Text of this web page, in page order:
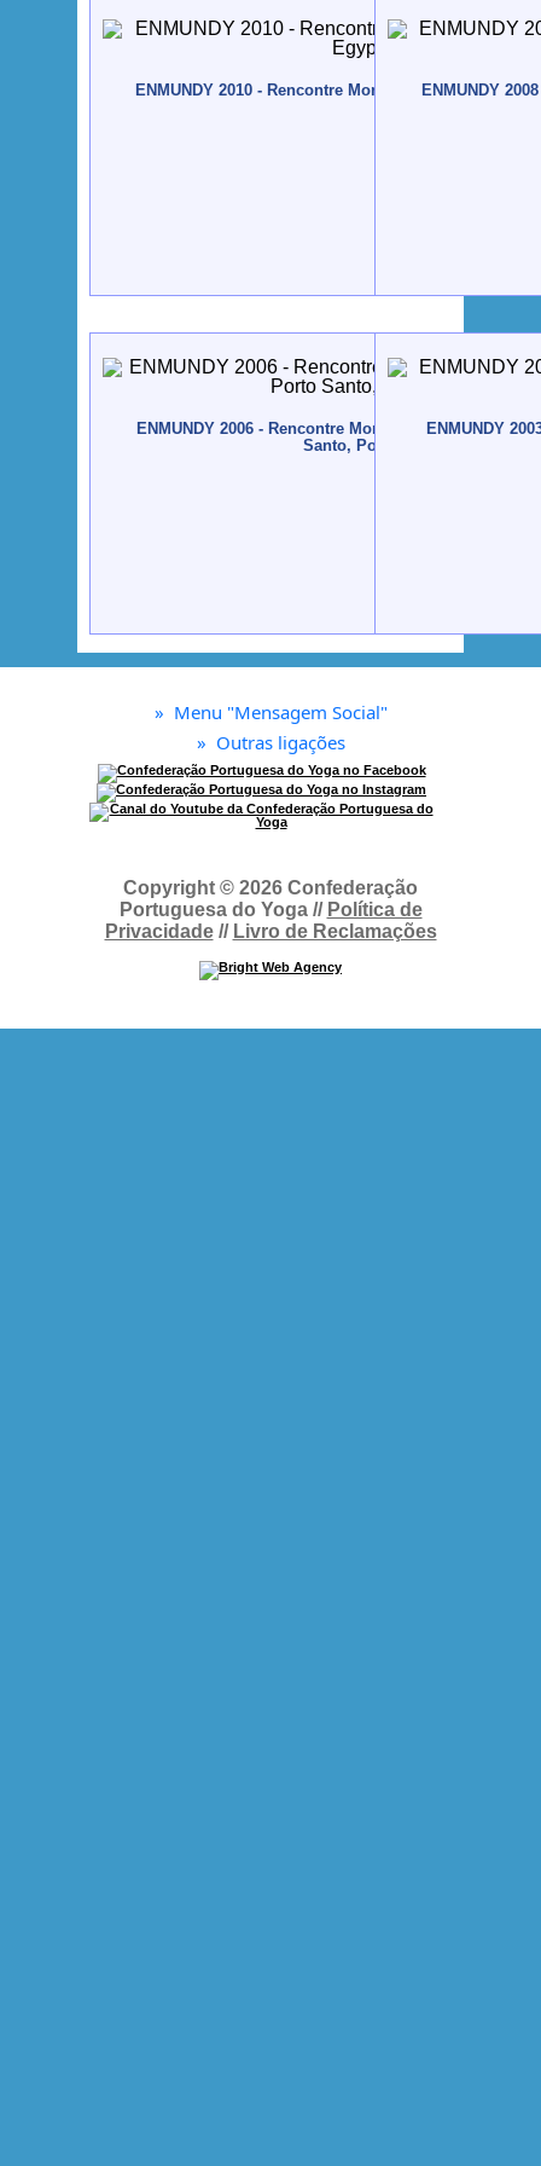
ENMUNDY 2010 - Rencontre Mondiale du Yoga 2010 -
ENMUNDY
ENMUNDY 2006 - Rencontre Mondiale du Yoga - 2006
Santo, Portugal
ENMUNDY
» Menu "Mensagem Social"
» Outras ligações
Copyright © 2026 Confederação
Portuguesa do Yoga // Política de
Privacidade// Livro de Reclamações